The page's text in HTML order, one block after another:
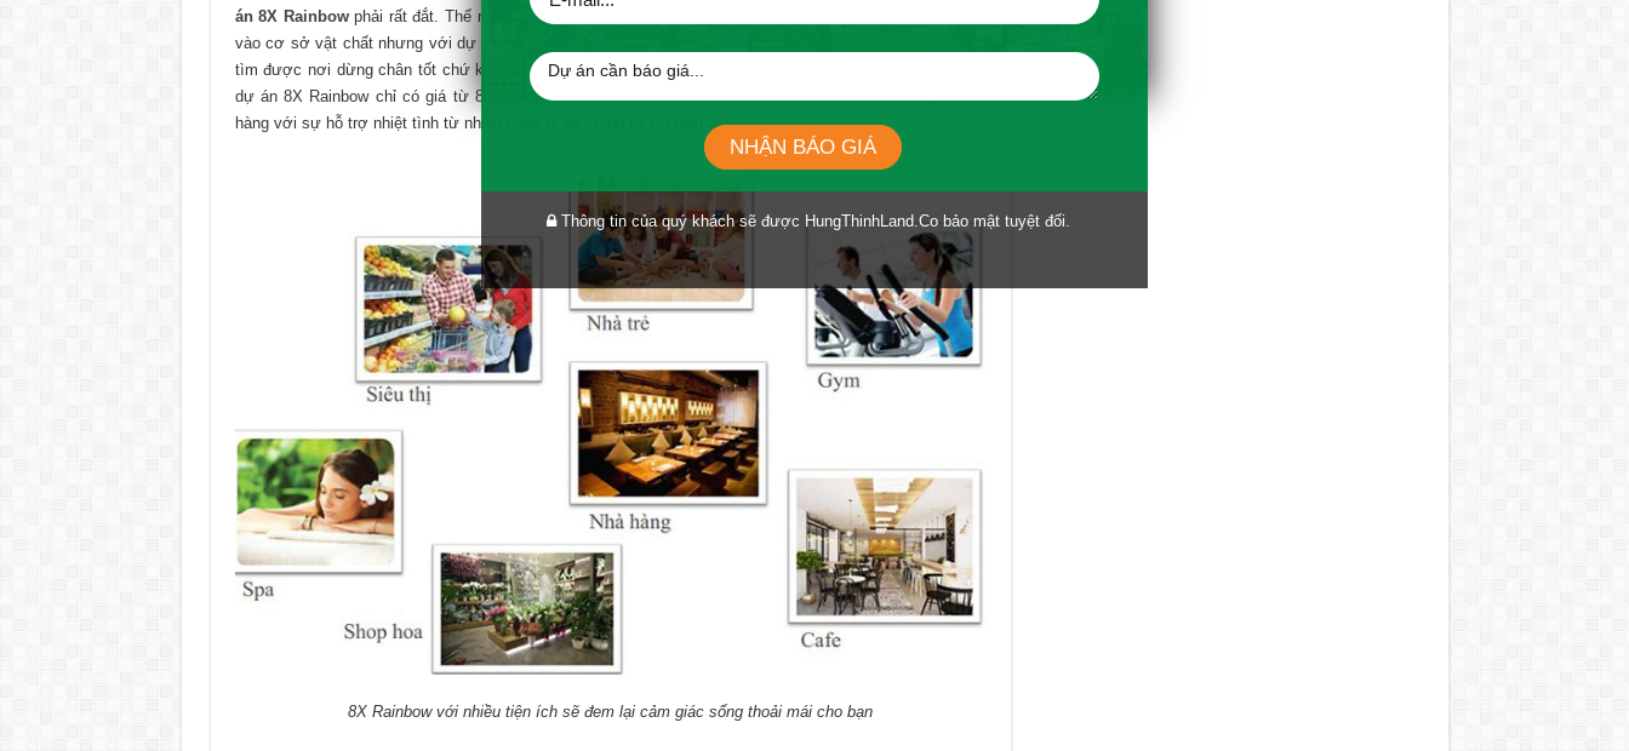
án 8X Rainbowphải rất đắt. Thế nhưng, một tin đáng mừng cho bạn đó là dù Hưng Thịnh đầu tư rất lớn
vào cơ sở vật chất nhưng với dự án 8X Rainbow thì tập đoàn lại muốn mang đến mục tiêu giúp người ở
tìm được nơi dừng chân tốt chứ không đặt lợi nhuận lên hàng đầu. Do vậy, dù nằm ở khu đắt đỏ nhưng
dự án 8X Rainbow chỉ có giá từ 880 triệu/ căn kèm theo nhiều chiết khấu tốt cho mọi đối tượng khách
hàng với sự hỗ trợ nhiệt tình từ nhiều công ty tài chính uy tín hiện nay.
8X Rainbow với nhiều tiện ích sẽ đem lại cảm giác sống thoải mái cho bạn
Thông tin của quý khách sẽ được HungThinhLand.Co bảo mật tuyệt đối.
NHẬN BÁO GIÁ